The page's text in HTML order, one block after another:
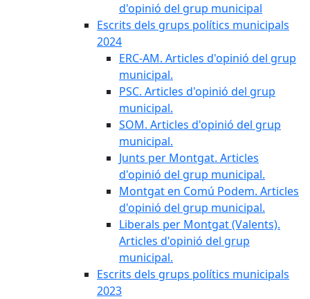
d'opinió del grup municipal
Escrits dels grups polítics municipals
2024
ERC-AM. Articles d'opinió del grup
municipal.
PSC. Articles d'opinió del grup
municipal.
SOM. Articles d'opinió del grup
municipal.
Junts per Montgat. Articles
d'opinió del grup municipal.
Montgat en Comú Podem. Articles
d'opinió del grup municipal.
Liberals per Montgat (Valents).
Articles d'opinió del grup
municipal.
Escrits dels grups polítics municipals
2023